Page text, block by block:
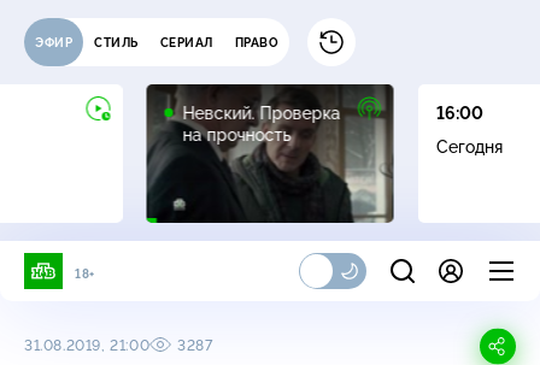
ЭФИР СТИЛЬ СЕРИАЛ ПРАВО
Невский. Проверка
на прочность
16+
16:00
Сегодня
18+
31.08.2019, 21:00 3287